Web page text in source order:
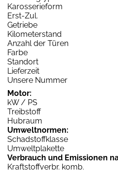
Karosserieform
Erst-Zul.
Getriebe
Kilometerstand
Anzahl der Türen
Farbe
Standort
Lieferzeit
Unsere Nummer
Motor:
kW / PS
Treibstoff
Hubraum
Umweltnormen:
Schadstoffklasse
Umweltplakette
Verbrauch und Emissionen
Kraftstoffverbr. komb.